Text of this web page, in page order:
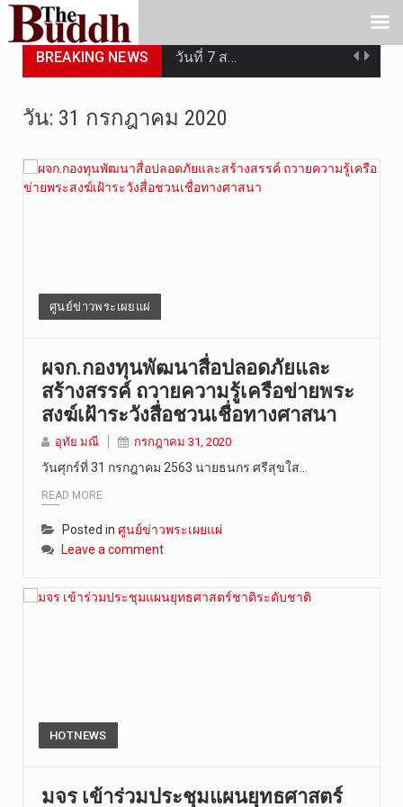
BREAKING NEWS วันที่ 7 ส…
“สมเด็จเกี…
วันที่ 5 ส…
วัน: 31 กรกฎาคม 2020
ศูนย์ข่าวพระเผยแผ่
ผจก.กองทุนพัฒนาสื่อปลอดภัยและ
สร้างสรรค์ ถวายความรู้เครือข่ายพระ
สงฆ์เฝ้าระวังสื่อชวนเชื่อทางศาสนา
อุทัย มณี กรกฎาคม 31, 2020
วันศุกร์ที่ 31 กรกฎาคม 2563 นายธนกร ศรีสุขใส…
READ MORE
Posted in ศูนย์ข่าวพระเผยแผ่
Leave a comment
HOTNEWS
มจร เข้าร่วมประชุมแผนยุทธศาสตร์